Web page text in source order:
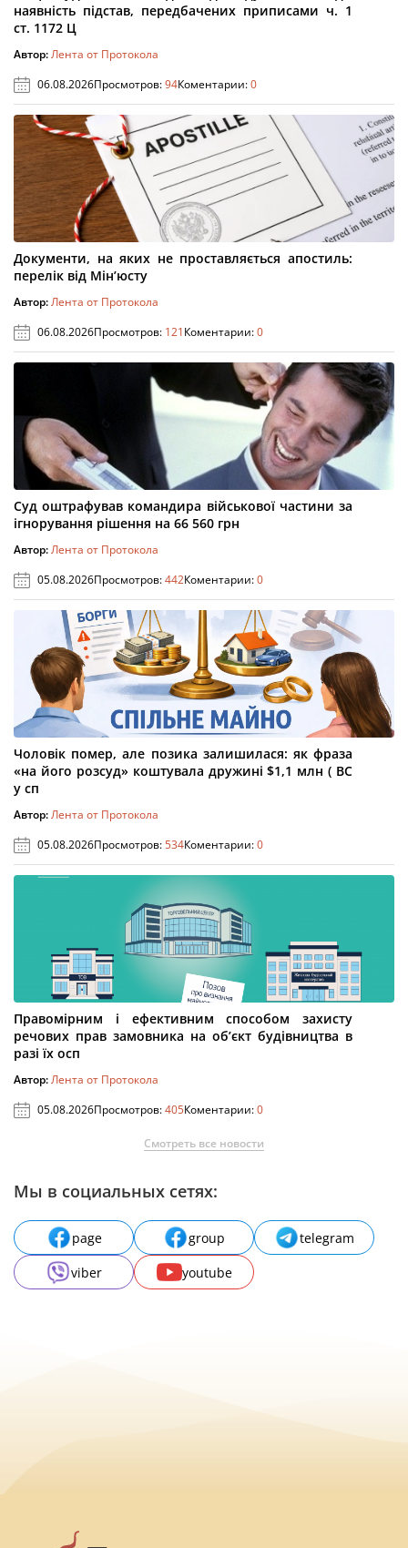
наявність підстав, передбачених приписами ч. 1
ст. 1172 Ц
Автор:Лента от Протокола
06.08.2026Просмотров:94Коментарии:0
Документи, на яких не проставляється апостиль:
перелік від Мін’юсту
Автор:Лента от Протокола
06.08.2026Просмотров: 121Коментарии:0
Суд оштрафував командира військової частини за
ігнорування рішення на 66 560 грн
Автор:Лента от Протокола
05.08.2026Просмотров:442Коментарии:0
Чоловік помер, але позика залишилася: як фраза
«на його розсуд» коштувала дружині $1,1 млн ( ВС
у сп
Автор:Лента от Протокола
05.08.2026Просмотров:534Коментарии:0
Правомірним і ефективним способом захисту
речових прав замовника на об’єкт будівництва в
разі їх осп
Автор:Лента от Протокола
05.08.2026Просмотров:405Коментарии:0
Смотреть все новости
Мы в социальных сетях:
page group
telegram
viber
youtube